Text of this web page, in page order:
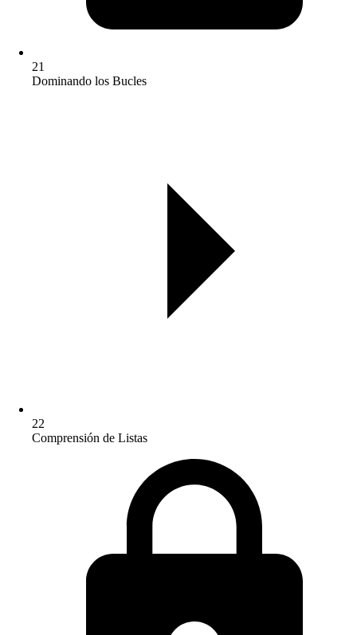
21
Dominando los Bucles
22
Comprensión de Listas